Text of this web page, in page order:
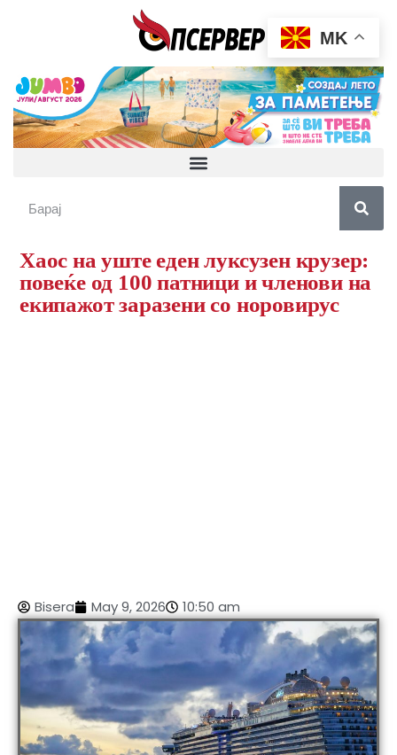
Хаос на уште еден луксузен крузер:
повеќе од 100 патници и членови на
екипажот заразени со норовирус
Bisera May 9, 2026 10:50 am
MK